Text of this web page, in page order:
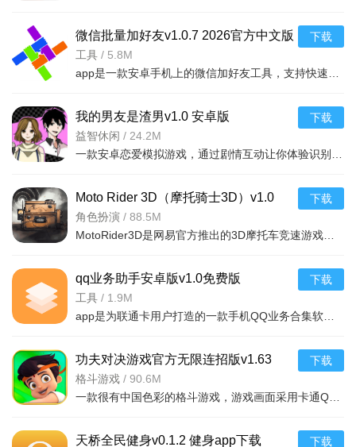
微信批量加好友v1.0.7 2026官方中文版
工具 / 5.8M
下载
我的男友是渣男v1.0 安卓版
益智休闲 / 24.2M
下载
Moto Rider 3D（摩托骑士3D）v1.0
2026官方中文版
角色扮演 / 88.5M
下载
qq业务助手安卓版v1.0免费版
工具 / 1.9M
下载
功夫对决游戏官方无限连招版v1.63
2026官方中文版
格斗游戏 / 90.6M
下载
天桥全民健身v0.1.2 健身app下载 下载